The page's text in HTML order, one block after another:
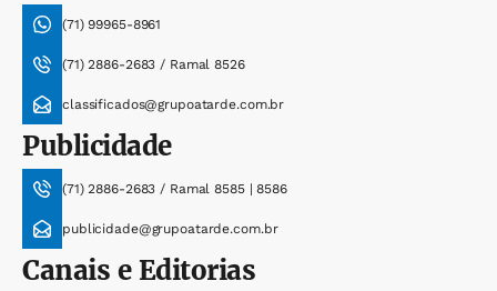
(71) 99965-8961
(71) 2886-2683 / Ramal 8526
classificados@grupoatarde.com.br
Publicidade
(71) 2886-2683 / Ramal 8585 | 8586
publicidade@grupoatarde.com.br
Canais e Editorias